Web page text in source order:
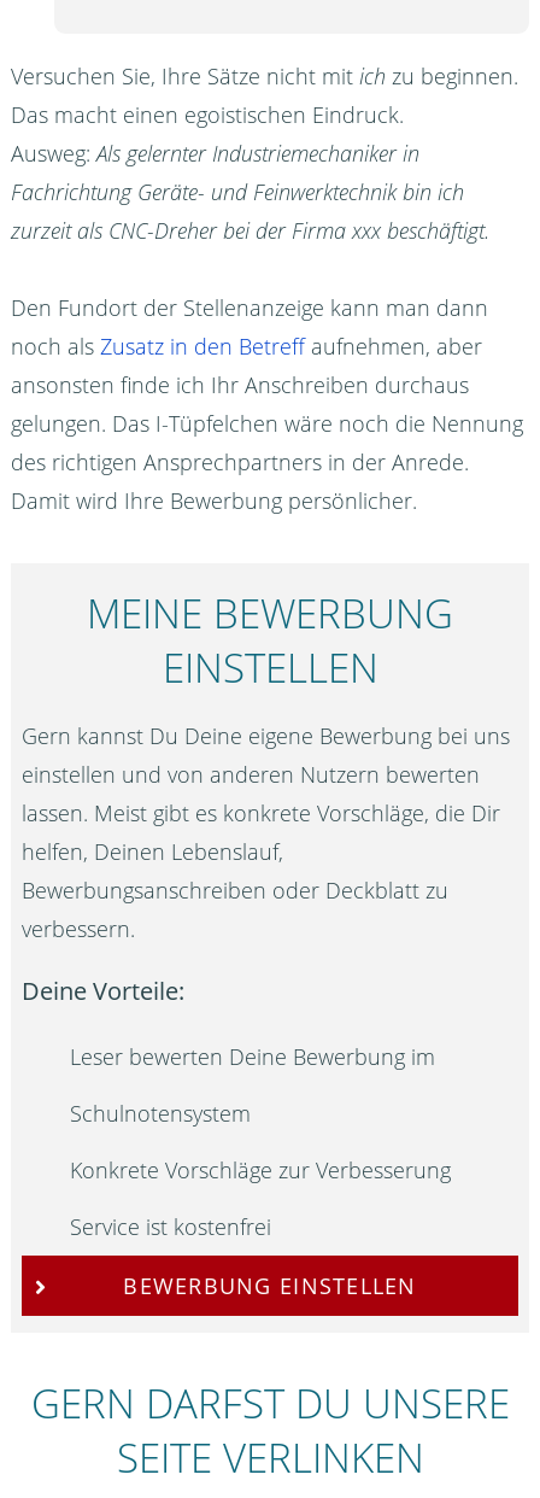
Versuchen Sie, Ihre Sätze nicht mit ich zu beginnen.
Das macht einen egoistischen Eindruck.
Ausweg:Als gelernter Industriemechaniker in
Fachrichtung Geräte- und Feinwerktechnik bin ich
zurzeit als CNC-Dreher bei der Firma xxx beschäftigt.
Den Fundort der Stellenanzeige kann man dann
noch als Zusatz in den Betreffaufnehmen, aber
ansonsten finde ich Ihr Anschreiben durchaus
gelungen. Das I-Tüpfelchen wäre noch die Nennung
des richtigen Ansprechpartners in der Anrede.
Damit wird Ihre Bewerbung persönlicher.
MEINE BEWERBUNG
EINSTELLEN
Gern kannst Du Deine eigene Bewerbung bei uns
einstellen und von anderen Nutzern bewerten
lassen. Meist gibt es konkrete Vorschläge, die Dir
helfen, Deinen Lebenslauf,
Bewerbungsanschreiben oder Deckblatt zu
verbessern.
Deine Vorteile:
Leser bewerten Deine Bewerbung im
Schulnotensystem
Konkrete Vorschläge zur Verbesserung
Service ist kostenfrei
BEWERBUNG EINSTELLEN
GERN DARFST DU UNSERE
SEITE VERLINKEN